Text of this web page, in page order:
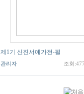
제1기 신진서예가전-필
관리자 조회